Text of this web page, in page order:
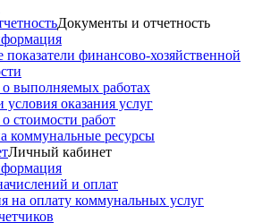
Документы и отчетность
финансово-хозяйственной
выполняемых работах
условия оказания услуг
стоимости работ
коммунальные ресурсы
Личный кабинет
и оплат
на оплату коммунальных услуг